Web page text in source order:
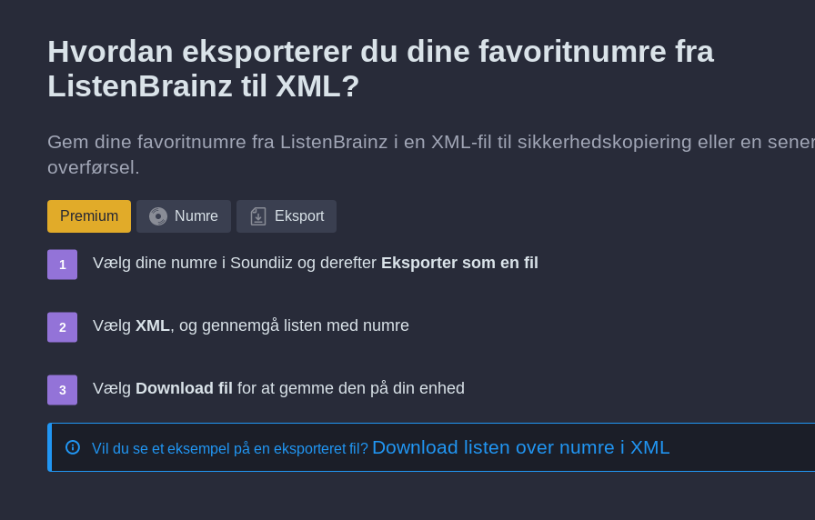
Hvordan eksporterer du dine favoritnumre fra
ListenBrainz til XML?
Gem dine favoritnumre fra ListenBrainz i en XML-fil til sikkerhedskopiering eller en
overførsel.
Premium Numre Eksport
Vælg dine numre i Soundiiz og derefter Eksporter som en fil
Vælg XML, og gennemgå listen med numre
Vælg Download fil for at gemme den på din enhed
Vil du se et eksempel på en eksporteret fil? Download listen over numre i XML